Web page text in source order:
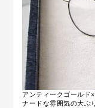
アンティークゴールド
ナードな雰囲気の大ぶ